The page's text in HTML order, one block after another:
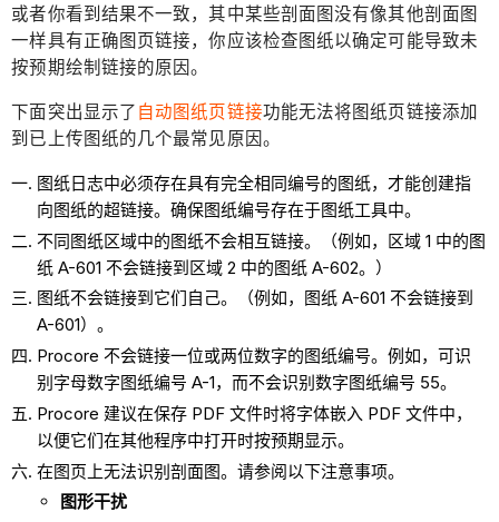
或者你看到结果不一致，其中某些剖面图没有像其他剖面图
一样具有正确图页链接，你应该检查图纸以确定可能导致未
按预期绘制链接的原因。
下面突出显示了 自动图纸页链接功能无法将图纸页链接添加
到已上传图纸的几个最常见原因。
图纸日志中必须存在具有完全相同编号的图纸，才能创建指
向图纸的超链接。确保图纸编号存在于图纸工具中。
不同图纸区域中的图纸不会相互链接。（例如，区域 1 中的图
纸 A-601 不会链接到区域 2 中的图纸 A-602。）
图纸不会链接到它们自己。（例如，图纸 A-601 不会链接到
A-601）。
Procore 不会链接一位或两位数字的图纸编号。例如，可识
别字母数字图纸编号 A-1，而不会识别数字图纸编号 55。
Procore 建议在保存 PDF 文件时将字体嵌入 PDF 文件中，
以便它们在其他程序中打开时按预期显示。
在图页上无法识别剖面图。请参阅以下注意事项。
图形干扰